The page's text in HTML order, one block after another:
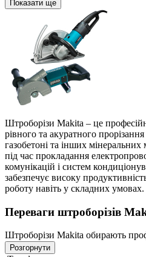
Показати ще
Штроборізи Makita – це
рівного та акуратного
газобетоні та інших мінеральних
під час прокладання
комунікацій і систем
забезпечує високу
роботу навіть у складних умовах.
Переваги штроборізів
Штроборізи Makita обирають
поєднанню потужності та
Розгорнути